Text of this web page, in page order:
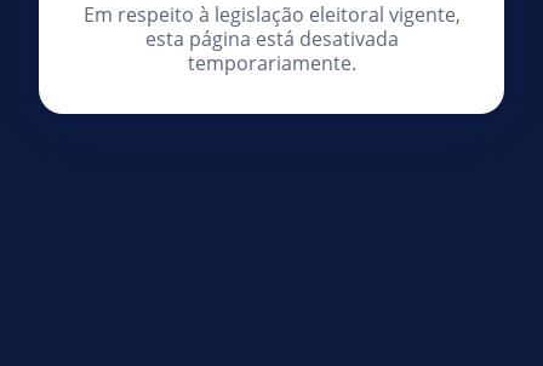
Em respeito à legislação eleitoral vigente,
esta página está desativada
temporariamente.